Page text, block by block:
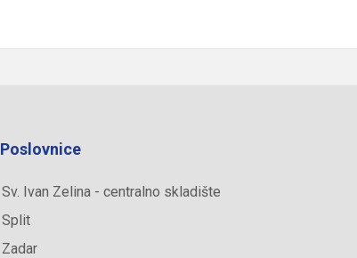
Poslovnice
Sv. Ivan Zelina - centralno skladište
Split
Zadar